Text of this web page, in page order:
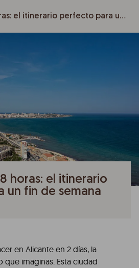
Alicante en 48 horas: el itinerario perfecto para un fin de semana
horas: el itinerario
un fin de semana
en Alicante en 2 días, la
que imaginas. Esta ciudad